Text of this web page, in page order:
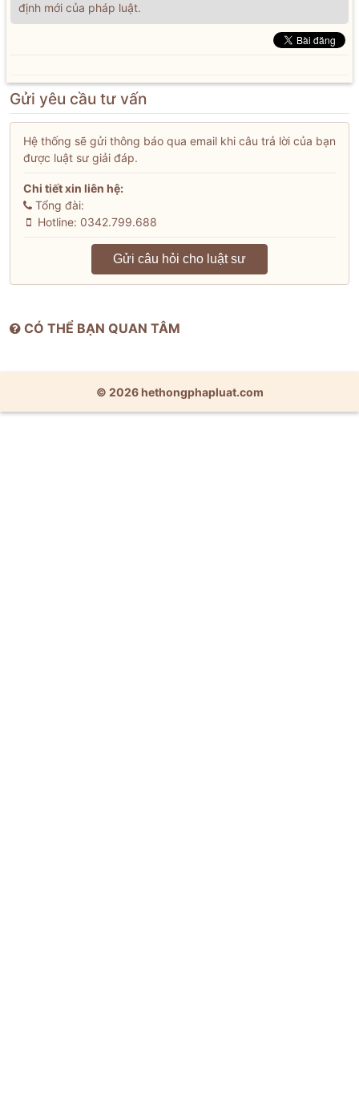
định mới của pháp luật.
Gửi yêu cầu tư vấn
Hệ thống sẽ gửi thông báo qua email khi câu trả lời của bạn
được luật sư giải đáp.
Chi tiết xin liên hệ:
Tổng đài:
Hotline: 0342.799.688
Gửi câu hỏi cho luật sư
CÓ THỂ BẠN QUAN TÂM
© 2026 hethongphapluat.com